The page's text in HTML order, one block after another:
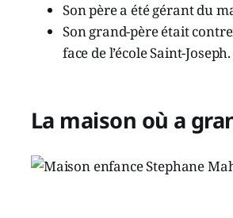
Son père a été gérant du
Son grand-père était
face de l’école Saint-Joseph.
La maison où a